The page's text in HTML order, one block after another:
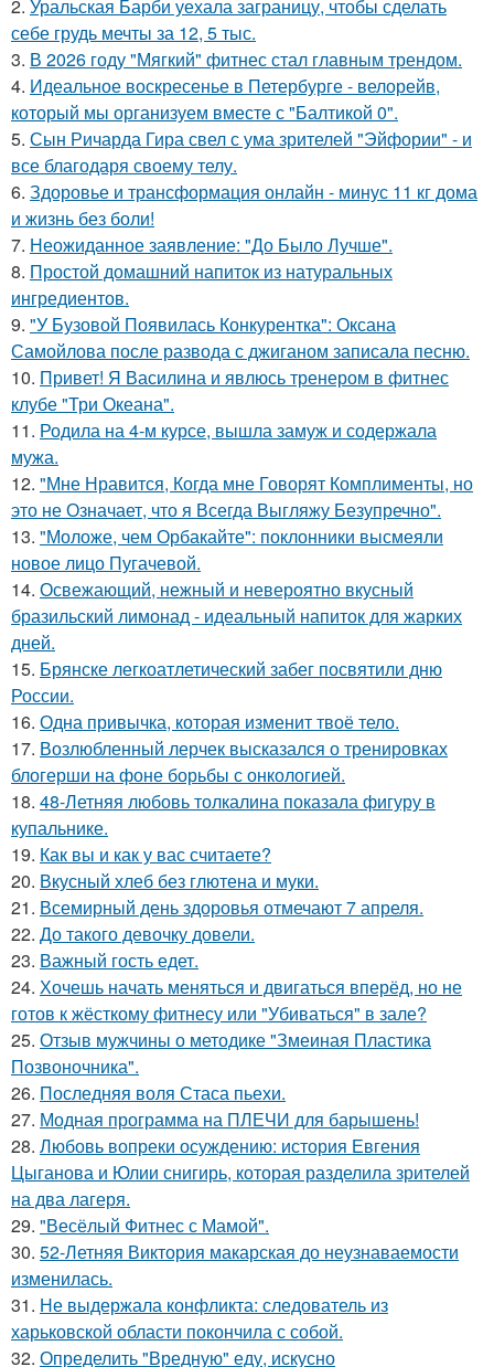
2. Уральская Барби уехала заграницу, чтобы сделать
себе грудь мечты за 12, 5 тыс.
3. В 2026 году "Мягкий" фитнес стал главным трендом.
4. Идеальное воскресенье в Петербурге - велорейв,
который мы организуем вместе с "Балтикой 0".
5. Сын Ричарда Гира свел с ума зрителей "Эйфории" - и
все благодаря своему телу.
6. Здоровье и трансформация онлайн - минус 11 кг дома
и жизнь без боли!
7. Неожиданное заявление: "До Было Лучше".
8. Простой домашний напиток из натуральных
ингредиентов.
9. "У Бузовой Появилась Конкурентка": Оксана
Самойлова после развода с джиганом записала песню.
10. Привет! Я Василина и явлюсь тренером в фитнес
клубе "Три Океана".
11. Родила на 4-м курсе, вышла замуж и содержала
мужа.
12. "Мне Нравится, Когда мне Говорят Комплименты, но
это не Означает, что я Всегда Выгляжу Безупречно".
13. "Моложе, чем Орбакайте": поклонники высмеяли
новое лицо Пугачевой.
14. Освежающий, нежный и невероятно вкусный
бразильский лимонад - идеальный напиток для жарких
дней.
15. Брянске легкоатлетический забег посвятили дню
России.
16. Одна привычка, которая изменит твоё тело.
17. Возлюбленный лерчек высказался о тренировках
блогерши на фоне борьбы с онкологией.
18. 48-Летняя любовь толкалина показала фигуру в
купальнике.
19. Как вы и как у вас считаете?
20. Вкусный хлеб без глютена и муки.
21. Всемирный день здоровья отмечают 7 апреля.
22. До такого девочку довели.
23. Важный гость едет.
24. Хочешь начать меняться и двигаться вперёд, но не
готов к жёсткому фитнесу или "Убиваться" в зале?
25. Отзыв мужчины о методике "Змеиная Пластика
Позвоночника".
26. Последняя воля Стаса пьехи.
27. Модная программа на ПЛЕЧИ для барышень!
28. Любовь вопреки осуждению: история Евгения
Цыганова и Юлии снигирь, которая разделила зрителей
на два лагеря.
29. "Весёлый Фитнес с Мамой".
30. 52-Летняя Виктория макарская до неузнаваемости
изменилась.
31. Не выдержала конфликта: следователь из
харьковской области покончила с собой.
32. Определить "Вредную" еду, искусно